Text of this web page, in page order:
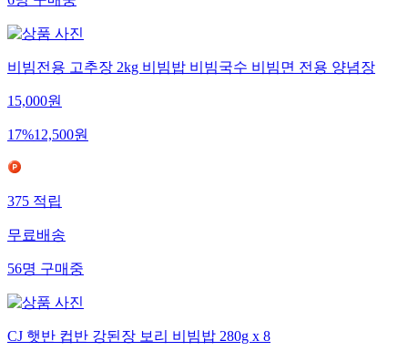
6명구매중
비빔전용 고추장 2kg 비빔밥 비빔국수 비빔면 전용 양념장
15,000원
17%12,500원
375적립
무료배송
56명구매중
CJ 햇반 컵반 강된장 보리 비빔밥 280g x 8